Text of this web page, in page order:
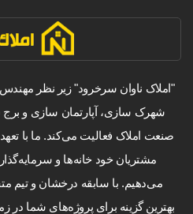
"املاک ناوان سرخرود" زیر نظر
شهرک سازی، آپارتمان سازی و برج
صنعت املاک فعالیت می‌کند. ما با
مشتریان خود خانه‌ها و
می‌دهیم. با سابقه درخشان و تیم
بهترین گزینه برای پروژه‌های شما در